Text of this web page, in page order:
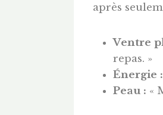
après
Ventre
repas. »
Énergie :
Peau : «